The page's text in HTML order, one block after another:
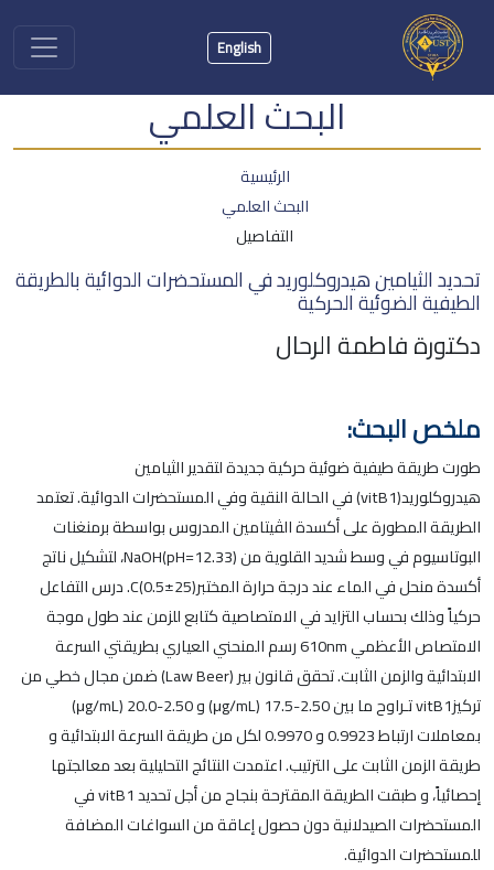
English
البحث العلمي
الرئيسية
البحث العلمي
التفاصيل
تحديد الثيامين هيدروكلوريد في المستحضرات الدوائية بالطريقة
الطيفية الضوئية الحركية
دكتورة فاطمة الرحال
ملخص البحث:
طورت طريقة طيفية ضوئية حركية جديدة لتقدير الثيامين
هيدروكلوريد(vitB1) في الحالة النقية وفي المستحضرات الدوائية. تعتمد
الطريقة المطورة على أكسدة الڤيتامين المدروس بواسطة برمنغنات
البوتاسيوم في وسط شديد القلوية من NaOH(pH=12.33)، لتشكيل ناتج
أكسدة منحل في الماء عند درجة حرارة المختبر(25±0.5)C. درس التفاعل
حركياً وذلك بحساب التزايد في الامتصاصية كتابع للزمن عند طول موجة
الامتصاص الأعظمي 610nm رسم المنحني العياري بطريقتي السرعة
الابتدائية والزمن الثابت. تحقق قانون بير (Law Beer) ضمن مجال خطي من
تركيزvitB1 تـراوح ما بين 2.50-17.5 (μg/mL) و 2.50-20.0 (μg/mL)
بمعاملات ارتباط 0.9923 و 0.9970 لكل من طريقة السرعة الابتدائية و
طريقة الزمن الثابت على الترتيب. اعتمدت النتائج التحليلية بعد معالجتها
إحصائياً، و طبقت الطريقة المقترحة بنجاح من أجل تحديد vitB1 في
المستحضرات الصيدلانية دون حصول إعاقة من السواغات المضافة
للمستحضرات الدوائية.